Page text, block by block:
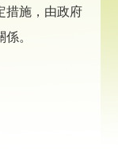
措施，由政府
。